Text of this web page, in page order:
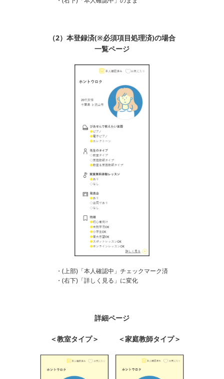
（2）本登録済(※必須項目処理済)の場合
一覧ページ
・(上部)「本人確認中」チェックマーク済
・(右下)「詳しく見る」に変化
詳細ページ
＜教室タイプ＞ ＜家庭教師タイプ＞